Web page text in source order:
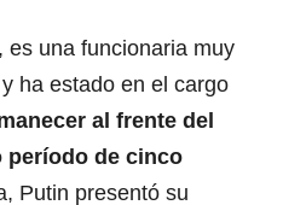
es una funcionaria muy
ha estado en el cargo
al frente del
período de cinco
Putin presentó su